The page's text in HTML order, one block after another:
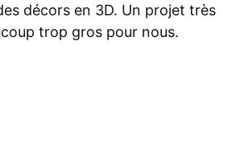
décors en 3D. Un projet très
trop gros pour nous.